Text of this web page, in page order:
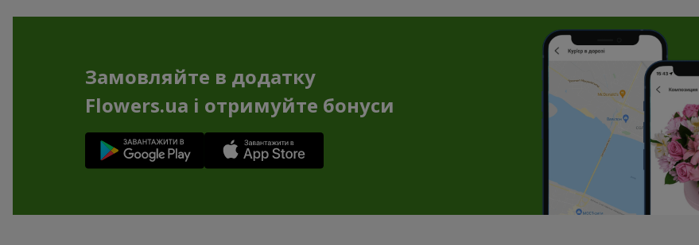
Замовляйте в додатку
Flowers.ua і отримуйте бонуси